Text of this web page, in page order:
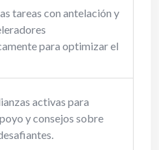
tareas con antelación y
para optimizar el
activas para
y consejos sobre